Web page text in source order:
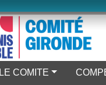
LE COMITE